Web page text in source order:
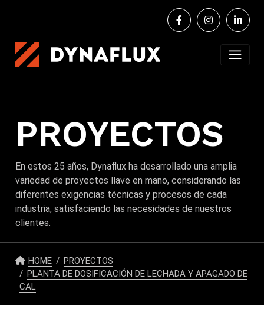
PROYECTOS
En estos 25 años, Dynaflux ha desarrollado una amplia
variedad de proyectos llave en mano, considerando las
diferentes exigencias técnicas y procesos de cada
industria, satisfaciendo las necesidades de nuestros
clientes.
HOME
PROYECTOS
PLANTA DE DOSIFICACIÓN DE LECHADA Y APAGADO DE
CAL